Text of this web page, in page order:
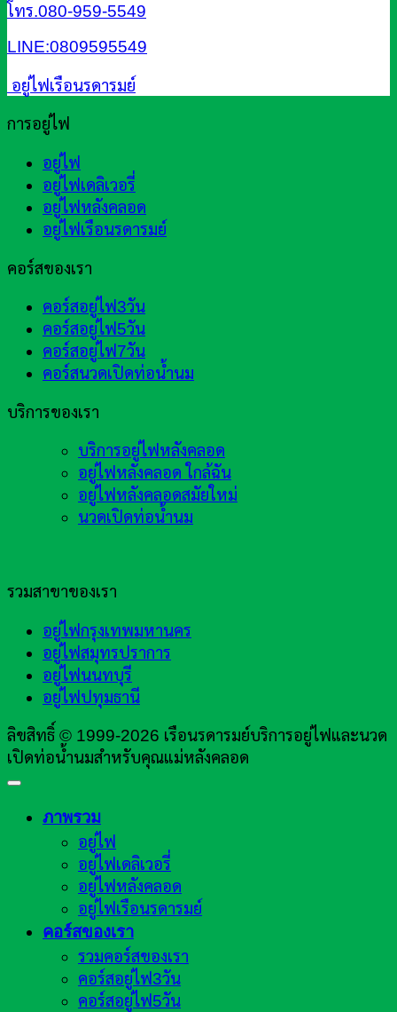
โทร.080-959-5549
LINE:0809595549
อยู่ไฟเรือนรดารมย์
การอยู่ไฟ
อยู่ไฟ
อยู่ไฟเดลิเวอรี่
อยู่ไฟหลังคลอด
อยู่ไฟเรือนรดารมย์
คอร์สของเรา
คอร์สอยู่ไฟ3วัน
คอร์สอยู่ไฟ5วัน
คอร์สอยู่ไฟ7วัน
คอร์สนวดเปิดท่อน้ำนม
บริการของเรา
บริการอยู่ไฟหลังคลอด
อยู่ไฟหลังคลอด ใกล้ฉัน
อยู่ไฟหลังคลอดสมัยใหม่
นวดเปิดท่อน้ำนม
รวมสาขาของเรา
อยู่ไฟกรุงเทพมหานคร
อยู่ไฟสมุทรปราการ
อยู่ไฟนนทบุรี
อยู่ไฟปทุมธานี
ลิขสิทธิ์ © 1999-2026 เรือนรดารมย์บริการอยู่ไฟและนวด
เปิดท่อน้ำนมสำหรับคุณแม่หลังคลอด
ภาพรวม
อยู่ไฟ
อยู่ไฟเดลิเวอรี่
อยู่ไฟหลังคลอด
อยู่ไฟเรือนรดารมย์
คอร์สของเรา
รวมคอร์สของเรา
คอร์สอยู่ไฟ3วัน
คอร์สอยู่ไฟ5วัน